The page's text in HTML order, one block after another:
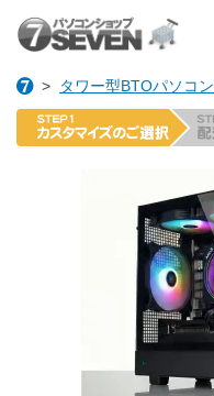
> タワー型BTOパソコン